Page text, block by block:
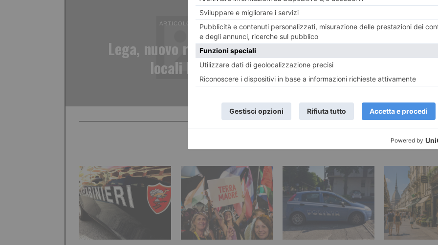
ARTICOLO PRECEDENTE
Lega, nuovo responsabile enti
locali Piemonte
Fondo